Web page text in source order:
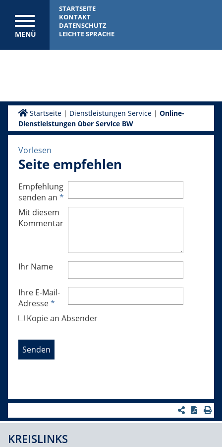
MENÜ
STARTSEITE
KONTAKT
DATENSCHUTZ
LEICHTE SPRACHE
Startseite| Dienstleistungen Service| Online-
Dienstleistungen über Service BW
Vorlesen
Seite empfehlen
Empfehlung
senden an *
Mit diesem
Kommentar
Ihr Name
Ihre E-Mail-
Adresse*
Kopie an Absender
KREISLINKS